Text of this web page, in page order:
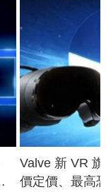
Valve 新 VR
價定價、最高